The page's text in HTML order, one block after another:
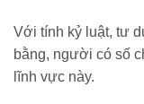
Với tính kỷ luật, tư
bằng, người có số
lĩnh vực này.